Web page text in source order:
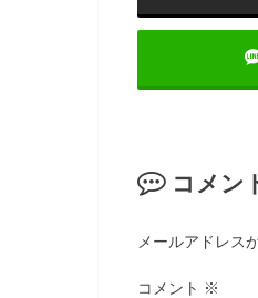
コメン
メールアドレス
コメント ※